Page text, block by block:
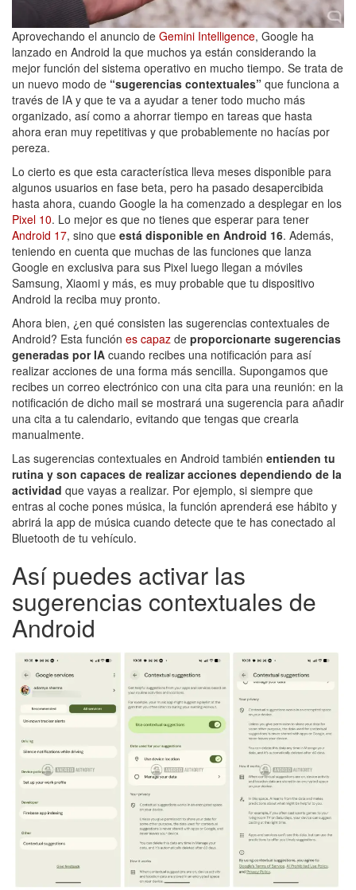
Aprovechando el anuncio de Gemini Intelligence, Google ha
lanzado en Android la que muchos ya están considerando la
mejor función del sistema operativo en mucho tiempo. Se trata de
un nuevo modo de “sugerencias contextuales” que funciona a
través de IA y que te va a ayudar a tener todo mucho más
organizado, así como a ahorrar tiempo en tareas que hasta
ahora eran muy repetitivas y que probablemente no hacías por
pereza.
Lo cierto es que esta característica lleva meses disponible para
algunos usuarios en fase beta, pero ha pasado desapercibida
hasta ahora, cuando Google la ha comenzado a desplegar en los
Pixel 10. Lo mejor es que no tienes que esperar para tener
Android 17, sino que está disponible en Android 16. Además,
teniendo en cuenta que muchas de las funciones que lanza
Google en exclusiva para sus Pixel luego llegan a móviles
Samsung, Xiaomi y más, es muy probable que tu dispositivo
Android la reciba muy pronto.
Ahora bien, ¿en qué consisten las sugerencias contextuales de
Android? Esta función es capaz de proporcionarte sugerencias
generadas por IA cuando recibes una notificación para así
realizar acciones de una forma más sencilla. Supongamos que
recibes un correo electrónico con una cita para una reunión: en la
notificación de dicho mail se mostrará una sugerencia para añadir
una cita a tu calendario, evitando que tengas que crearla
manualmente.
Las sugerencias contextuales en Android también entienden tu
rutina y son capaces de realizar acciones dependiendo de la
actividad que vayas a realizar. Por ejemplo, si siempre que
entras al coche pones música, la función aprenderá ese hábito y
abrirá la app de música cuando detecte que te has conectado al
Bluetooth de tu vehículo.
Así puedes activar las
sugerencias contextuales de
Android